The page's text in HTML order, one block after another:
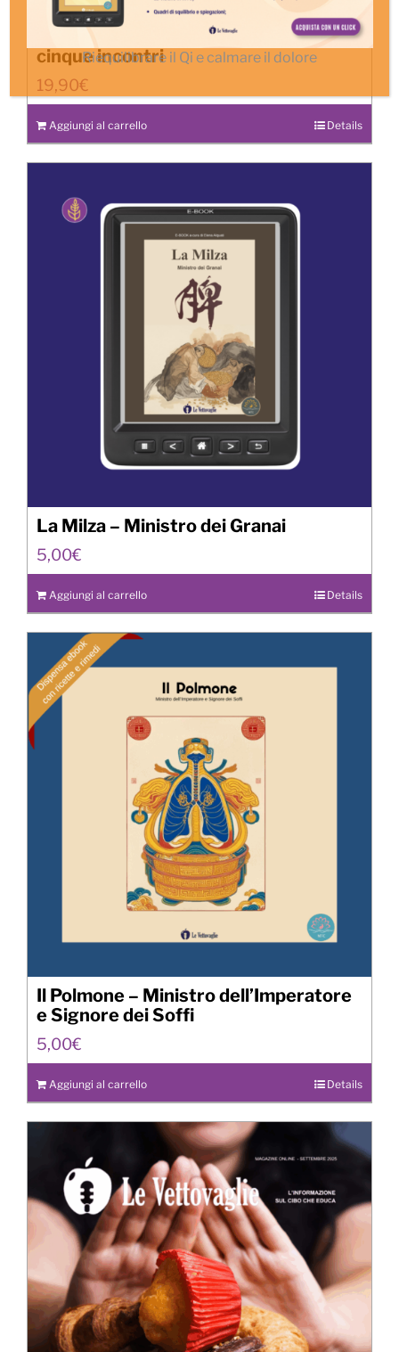
Dialoghi di cibo – percorso webinar in
cinque incontri
19,90€
Aggiungi al carrello Details
La Milza – Ministro dei Granai
5,00€
Aggiungi al carrello Details
Il Polmone – Ministro dell’Imperatore
e Signore dei Soffi
5,00€
Aggiungi al carrello Details
Riequilibrare il Qi e calmare il dolore